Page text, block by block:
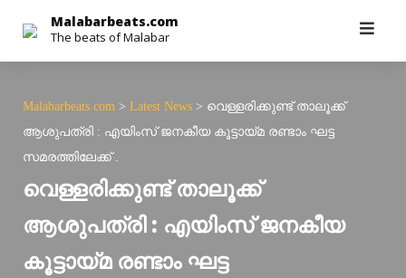
content
Malabarbeats.com
The beats of Malabar
Malabarbeats.com > Latest News > വെള്ളരിക്കുണ്ട് താലൂക്ക്
ആശുപത്രി : എയിംസ് ജനകീയ കൂട്ടായ്മ രണ്ടാം ഘട്ട
സമരത്തിലേക്ക് .
വെള്ളരിക്കുണ്ട് താലൂക്ക്
ആശുപത്രി : എയിംസ് ജനകീയ
കൂട്ടായ്മ രണ്ടാം ഘട്ട